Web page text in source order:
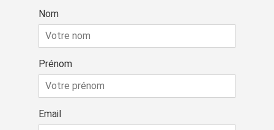
Nom
Prénom
Email